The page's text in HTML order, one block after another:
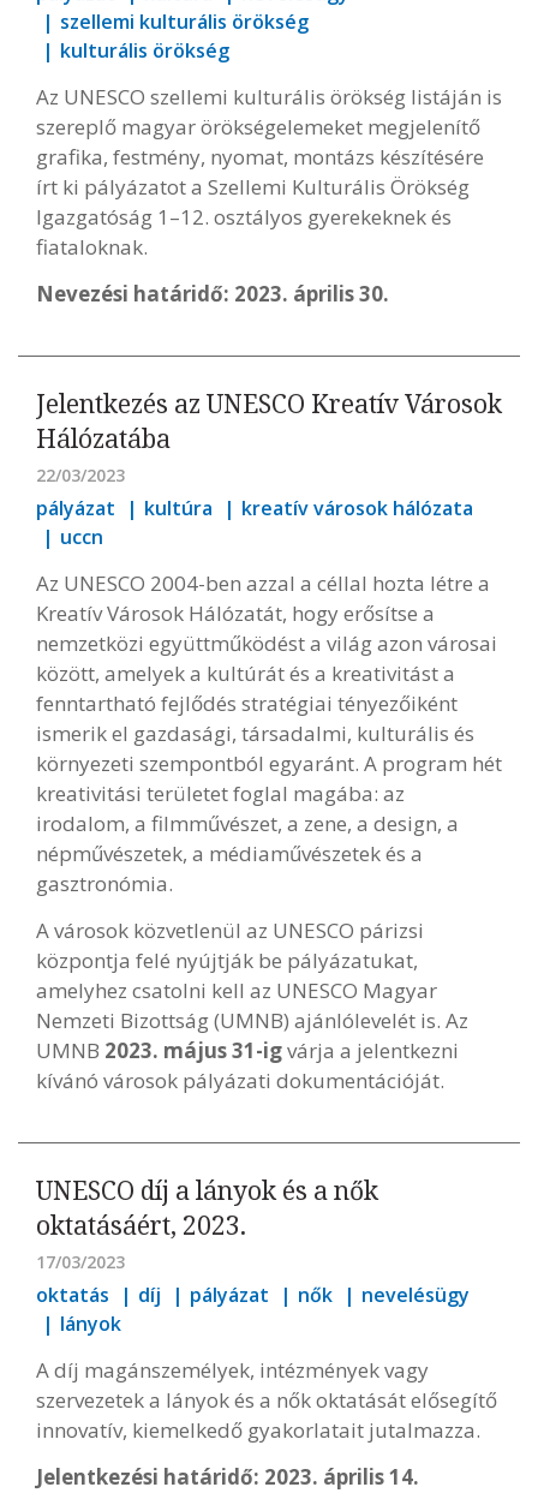
szellemi kulturális örökség
kulturális örökség
Az UNESCO szellemi kulturális örökség listáján is
szereplő magyar örökségelemeket megjelenítő
grafika, festmény, nyomat, montázs készítésére
írt ki pályázatot a Szellemi Kulturális Örökség
Igazgatóság 1–12. osztályos gyerekeknek és
fiataloknak.
Nevezési határidő: 2023. április 30.
Jelentkezés az UNESCO Kreatív Városok
Hálózatába
22/03/2023
pályázat kultúra
kreatív városok hálózata
uccn
Az UNESCO 2004-ben azzal a céllal hozta létre a
Kreatív Városok Hálózatát, hogy erősítse a
nemzetközi együttműködést a világ azon városai
között, amelyek a kultúrát és a kreativitást a
fenntartható fejlődés stratégiai tényezőiként
ismerik el gazdasági, társadalmi, kulturális és
környezeti szempontból egyaránt. A program hét
kreativitási területet foglal magába: az
irodalom, a filmművészet, a zene, a design, a
népművészetek, a médiaművészetek és a
gasztronómia.
A városok közvetlenül az UNESCO párizsi
központja felé nyújtják be pályázatukat,
amelyhez csatolni kell az UNESCO Magyar
Nemzeti Bizottság (UMNB) ajánlólevelét is. Az
UMNB 2023. május 31-igvárja a jelentkezni
kívánó városok pályázati dokumentációját.
UNESCO díj a lányok és a nők
oktatásáért, 2023.
17/03/2023
oktatás díj pályázat nők
nevelésügy
lányok
A díj magánszemélyek, intézmények vagy
szervezetek a lányok és a nők oktatását elősegítő
innovatív, kiemelkedő gyakorlatait jutalmazza.
Jelentkezési határidő: 2023. április 14.